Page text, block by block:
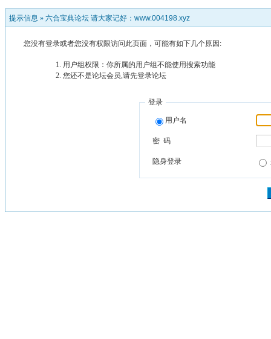
提示信息 » 六合宝典论坛 请大家记好：www.004198.xyz
您没有登录或者您没有权限访问此页面，可能有如下几个原因:
用户组权限：你所属的用户组不能使用搜索功能
您还不是论坛会员,请先登录论坛
登录
用户名
密 码
隐身登录